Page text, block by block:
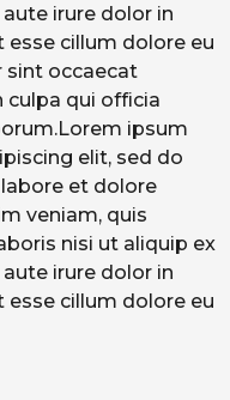
irure dolor in
cillum dolore eu
sint occaecat
culpa qui officia
ipsum
elit, sed do
et dolore
veniam, quis
nisi ut aliquip ex
irure dolor in
cillum dolore eu